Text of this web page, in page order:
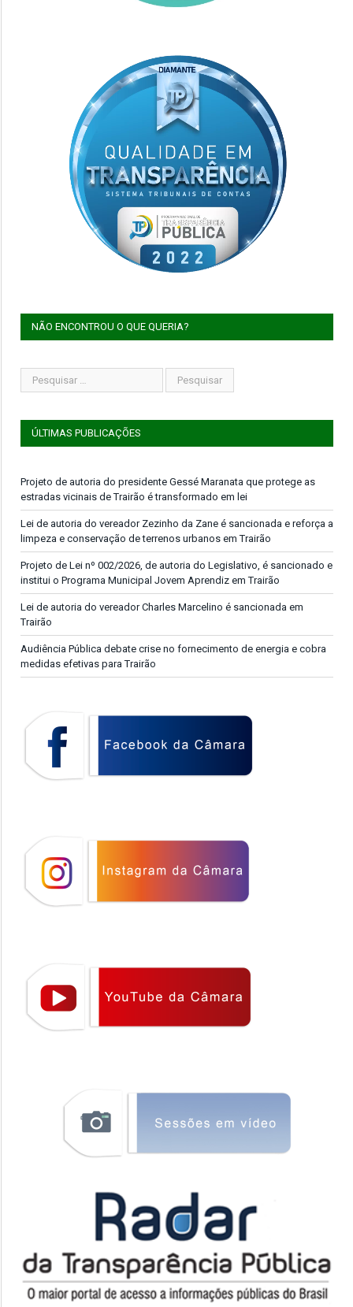
NÃO ENCONTROU O QUE QUERIA?
ÚLTIMAS PUBLICAÇÕES
Projeto de autoria do presidente Gessé Maranata que protege as
estradas vicinais de Trairão é transformado em lei
Lei de autoria do vereador Zezinho da Zane é sancionada e reforça a
limpeza e conservação de terrenos urbanos em Trairão
Projeto de Lei nº 002/2026, de autoria do Legislativo, é sancionado e
institui o Programa Municipal Jovem Aprendiz em Trairão
Lei de autoria do vereador Charles Marcelino é sancionada em
Trairão
Audiência Pública debate crise no fornecimento de energia e cobra
medidas efetivas para Trairão